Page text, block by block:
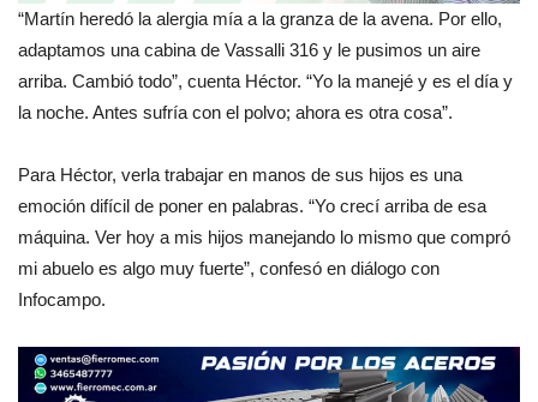
“Martín heredó la alergia mía a la granza de la avena. Por ello,
adaptamos una cabina de Vassalli 316 y le pusimos un aire
arriba. Cambió todo”, cuenta Héctor. “Yo la manejé y es el día y
la noche. Antes sufría con el polvo; ahora es otra cosa”.
Para Héctor, verla trabajar en manos de sus hijos es una
emoción difícil de poner en palabras. “Yo crecí arriba de esa
máquina. Ver hoy a mis hijos manejando lo mismo que compró
mi abuelo es algo muy fuerte”, confesó en diálogo con
Infocampo.